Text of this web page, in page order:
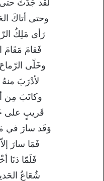
وحتى أتاكَ
رَأى مَلِكُ
فَقامَ مَقَامَ
وخَلّى
لأدْرَبَ
وكاتَبَ مِن
قَريبٍ على
وَقَد سارَ في
فَمَا سارَ
فَلَمّا دَنَا
شُعَاعُ